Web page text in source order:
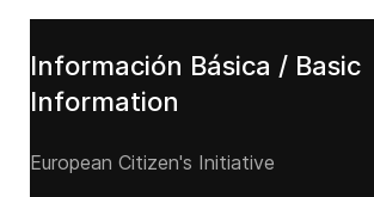
Información Básica / Basic
Information
European Citizen's Initiative